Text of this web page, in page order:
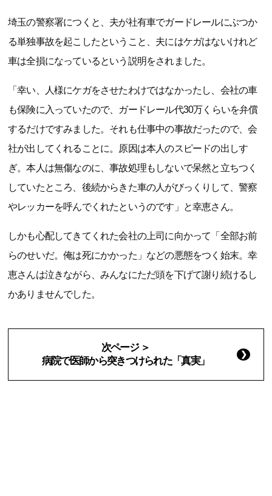
埼玉の警察署につくと、夫が社有車でガードレールにぶつか
る単独事故を起こしたということ、夫にはケガはないけれど
車は全損になっているという説明をされました。
「幸い、人様にケガをさせたわけではなかったし、会社の車
も保険に入っていたので、ガードレール代30万くらいを弁償
するだけですみました。それも仕事中の事故だったので、会
社が出してくれることに。原因は本人のスピードの出しす
ぎ。本人は無傷なのに、事故処理もしないで呆然と立ちつく
していたところ、後続からきた車の人がびっくりして、警察
やレッカーを呼んでくれたというのです」と幸恵さん。
しかも心配してきてくれた会社の上司に向かって「全部お前
らのせいだ。俺は死にかかった」などの悪態をつく始末。幸
恵さんは泣きながら、みんなにただ頭を下げて謝り続けるし
かありませんでした。
次ページ ＞
病院で医師から突きつけられた「真実」